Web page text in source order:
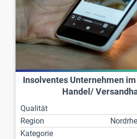
Insolventes Unternehmen
Handel/
Qualität
Region
Kategorie